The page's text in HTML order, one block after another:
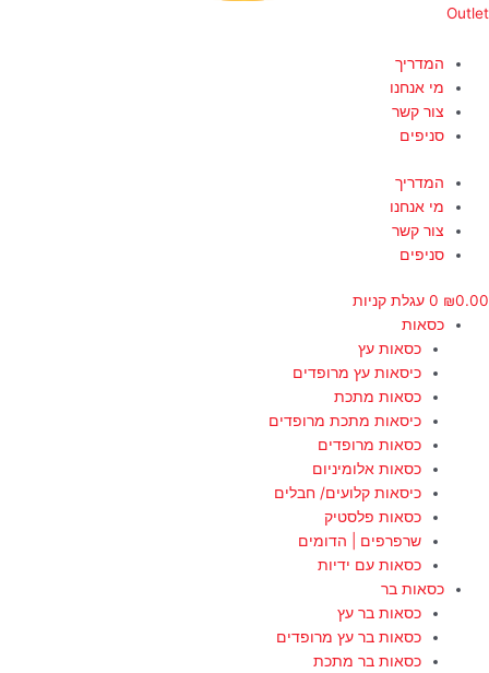
Outlet
המדריך
מי אנחנו
צור קשר
סניפים
המדריך
מי אנחנו
צור קשר
סניפים
₪0.00
0 עגלת קניות
כסאות
כסאות עץ
כיסאות עץ מרופדים
כסאות מתכת
כיסאות מתכת מרופדים
כסאות מרופדים
כסאות אלומיניום
כיסאות קלועים/ חבלים
כסאות פלסטיק
שרפרפים | הדומים
כסאות עם ידיות
כסאות בר
כסאות בר עץ
כסאות בר עץ מרופדים
כסאות בר מתכת